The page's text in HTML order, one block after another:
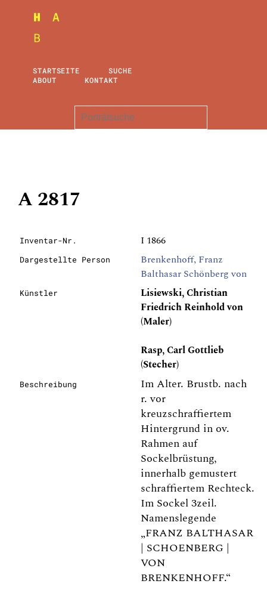
STARTSEITE
SUCHE
ABOUT
KONTAKT
A 2817
Inventar-Nr. I 1866
Dargestellte Person
Brenkenhoff, Franz
Balthasar Schönberg von
Künstler
Lisiewski, Christian
Friedrich Reinhold von
(Maler)
Rasp, Carl Gottlieb
(Stecher)
Beschreibung
Im Alter. Brustb. nach
r. vor
kreuzschraffiertem
Hintergrund in ov.
Rahmen auf
Sockelbrüstung,
innerhalb gemustert
schraffiertem Rechteck.
Im Sockel 3zeil.
Namenslegende
„FRANZ BALTHASAR
| SCHOENBERG |
VON
BRENKENHOFF.“